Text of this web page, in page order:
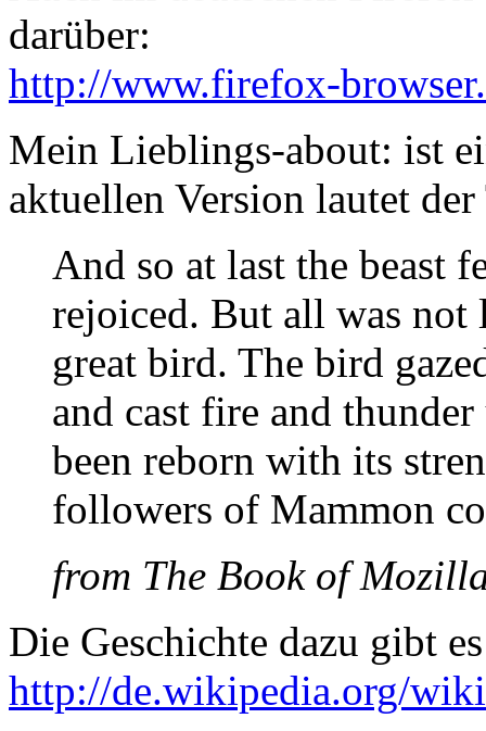
darüber:
http://www.firefox-
Mein Lieblings-about: ist
aktuellen Version lautet
And so at last the beast
rejoiced. But all was not
great bird. The bird
and cast fire and
been reborn with its
followers of Mammon
from The Book of
Die Geschichte dazu gibt
http://de.wikipedia.org/